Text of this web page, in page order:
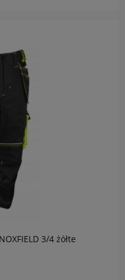
3/4 żółte